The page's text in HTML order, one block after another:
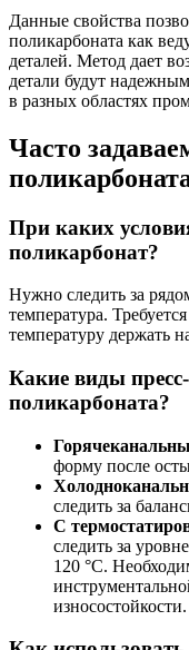
Данные свойства
поликарбоната как
деталей. Метод дает
детали будут
в разных областях
Часто
При каких
поликарбонат?
Нужно следить за
температура.
температуру держать
Какие виды
поликарбоната?
форму после
следить за
С
следить за
120 °C.
износостойкости.